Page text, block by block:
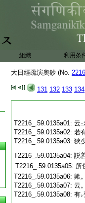
組織 利用条
大日經疏演奧鈔 (No. 2216_
131 132 133 134
T2216_.59.0135a01: 云 二
T2216_.59.0135a02: 若
T2216_.59.0135a03: 狹
T2216_.59.0135a04: 説
T2216_.59.0135a05: 所
T2216_.59.0135a06: 歟
T2216_.59.0135a07: 云
T2216_.59.0135a08: 有レ